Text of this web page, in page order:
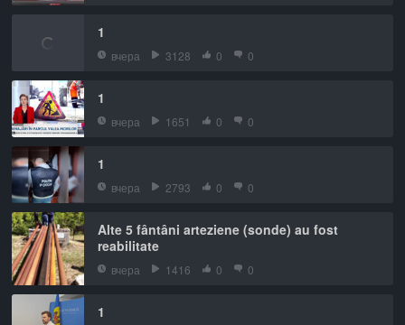
1
вчера 3128 0 0
1
вчера 1651 0 0
1
вчера 2793 0 0
Alte 5 fântâni arteziene (sonde) au fost
reabilitate
вчера 1416 0 0
1